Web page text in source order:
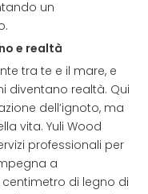
un
e realtà
tra te e il mare, e
diventano realtà. Qui
dell’ignoto, ma
vita. Yuli Wood
professionali per
a
di legno di